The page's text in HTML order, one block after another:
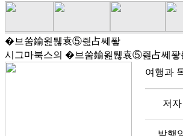
�브쑴鍮욆퉪袁⑤즲占쎄퐣
시그마북스의 �브쑴鍮욆퉪袁⑤즲占쎄퐣
여행과
저자
발행